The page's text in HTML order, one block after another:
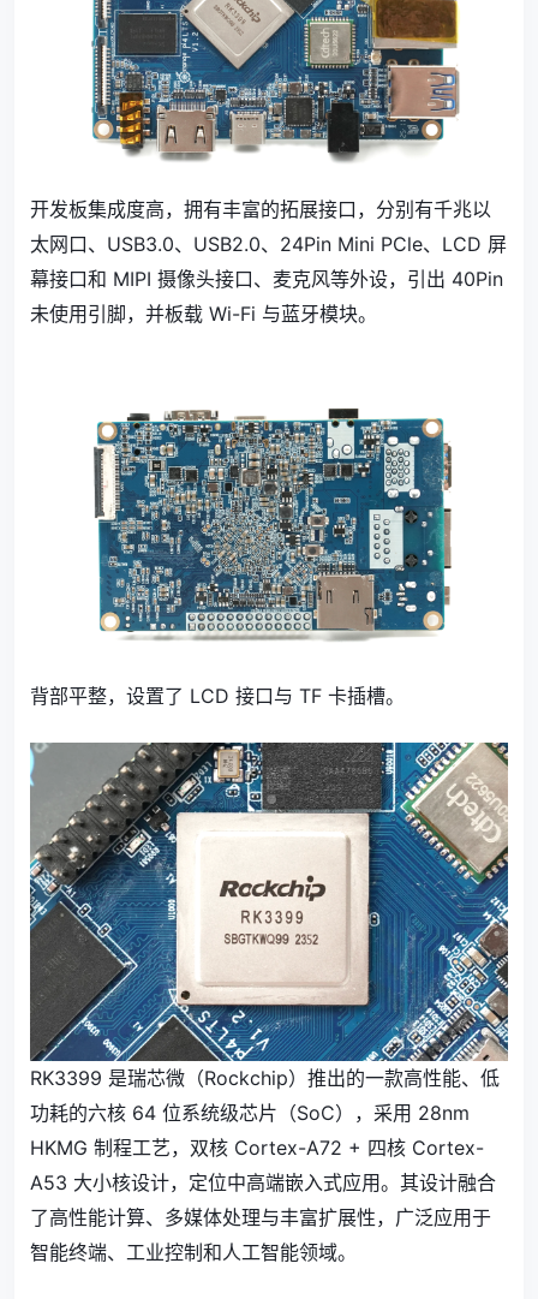
开发板集成度高，拥有丰富的拓展接口，分别有千兆以
太网口、USB3.0、USB2.0、24Pin Mini PCle、LCD 屏
幕接口和 MIPI 摄像头接口、麦克风等外设，引出 40Pin
未使用引脚，并板载 Wi-Fi 与蓝牙模块。
背部平整，设置了 LCD 接口与 TF 卡插槽。
RK3399 是瑞芯微（Rockchip）推出的一款高性能、低
功耗的六核 64 位系统级芯片（SoC），采用 28nm
HKMG 制程工艺，双核 Cortex-A72 + 四核 Cortex-
A53 大小核设计，定位中高端嵌入式应用。其设计融合
了高性能计算、多媒体处理与丰富扩展性，广泛应用于
智能终端、工业控制和人工智能领域。